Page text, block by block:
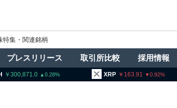
特集・関連銘柄
プレスリリース 取引所比較 採用情報
0.28 XRP 163.91 0.92